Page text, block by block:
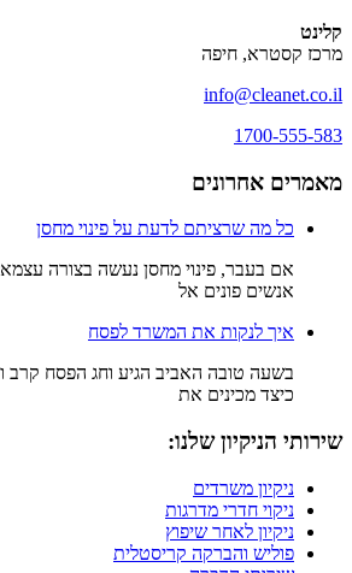
קלינט
מרכז קסטרא, חיפה
info@cleanet.co.il
1700-555-583
מאמרים אחרונים
כל מה שרציתם לדעת על פינוי מחסן
אם בעבר, פינוי מחסן נעשה בצורה
אנשים פונים אל
איך לנקות את המשרד לפסח
בשעה טובה האביב הגיע וחג הפסח
כיצד מכינים את
שירותי הניקיון שלנו:
ניקיון משרדים
ניקוי חדרי מדרגות
ניקיון לאחר שיפוץ
פוליש והברקה קריסטלית